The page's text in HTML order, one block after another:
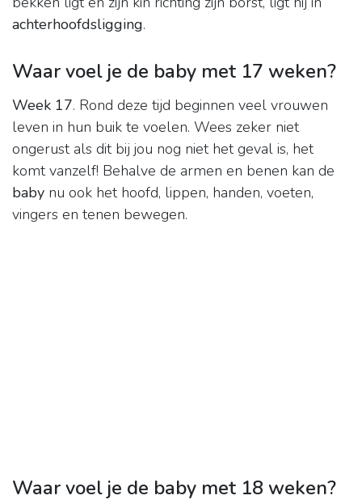
achterhoofdsligging.
Waar voel je de baby met 17 weken?
Week 17. Rond deze tijd beginnen veel vrouwen
leven in hun buik te voelen. Wees zeker niet
ongerust als dit bij jou nog niet het geval is, het
komt vanzelf! Behalve de armen en benen kan de
baby nu ook het hoofd, lippen, handen, voeten,
vingers en tenen bewegen.
Waar voel je de baby met 18 weken?